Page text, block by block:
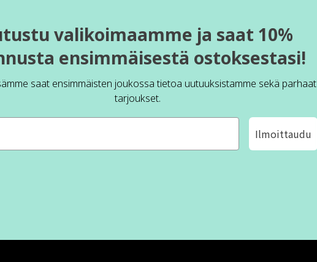
valikoimaamme ja saat 10%
ensimmäisestä ostoksestasi!
saat ensimmäisten joukossa tietoa uutuuksistamme sekä parhaat
tarjoukset.
Ilmoittaudu